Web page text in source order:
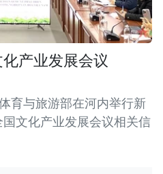
产业发展会议
育与旅游部在河内举行新
文化产业发展会议相关信